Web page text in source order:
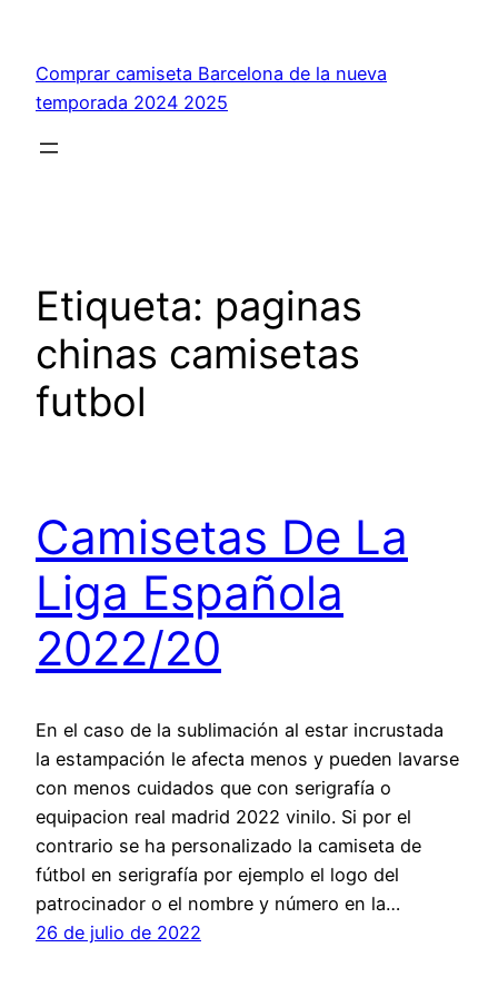
contenido
Comprar camiseta Barcelona de la nueva
temporada 2024 2025
Etiqueta: paginas
chinas camisetas
futbol
Camisetas De La
Liga Española
2022/20
En el caso de la sublimación al estar incrustada
la estampación le afecta menos y pueden lavarse
con menos cuidados que con serigrafía o
equipacion real madrid 2022 vinilo. Si por el
contrario se ha personalizado la camiseta de
fútbol en serigrafía por ejemplo el logo del
patrocinador o el nombre y número en la…
26 de julio de 2022